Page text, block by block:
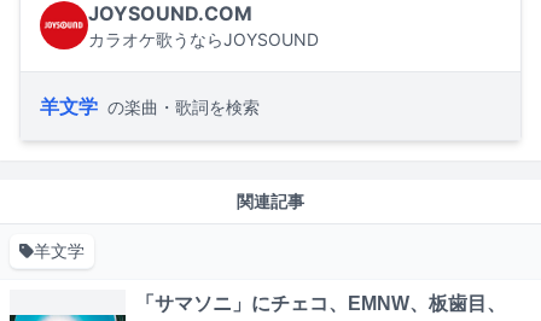
JOYSOUND.COM
カラオケ歌うならJOYSOUND
羊文学 の楽曲・歌詞を検索
関連記事
羊文学
「サマソニ」にチェコ、EMNW、板歯目、